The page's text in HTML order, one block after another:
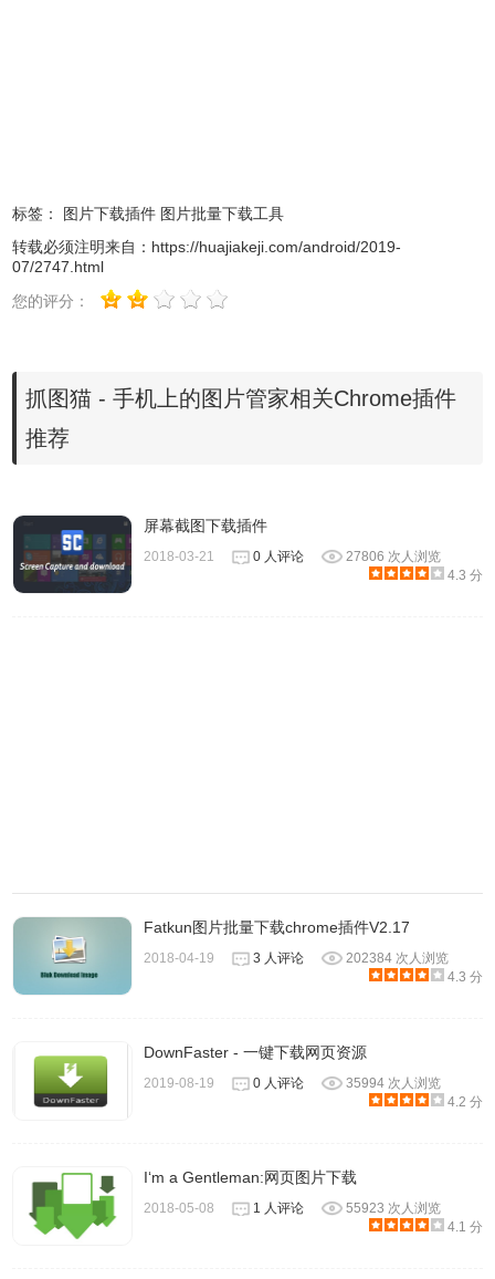
抓图猫app功能
1.所见即所得
你再也不用烦恼看到网页的图片而获取不到的问题啦！只要
额外的下载流量。
2.收藏夹
抓图猫自带收藏夹，为你分门别类的保存好你喜欢的图片。
3.丰富的过滤方式
抓图猫提供图片尺寸过滤，把网页里的小元素可以通通忽略
掉，仅保留你关心的大图。同时还可以过滤图片类型，比如
找到抓图猫APP安装包点击它就会自动安装，安装完毕后手
机页面就会出现抓图猫APP的快捷方式如图：
标签： 图片下载插件 图片批量下载工具
转载必须注明来自： https://huajiakeji.com/android/2019-
07/2747.html
您的评分：
抓图猫 - 手机上的图片管家相关Chrome插件
推荐
屏幕截图下载插件
2018-03-21 0 人评论
27806 次人浏览
4.3 分
Fatkun图片批量下载chrome插件V2.17
2018-04-19 3 人评论
202384 次人浏览
4.3 分
DownFaster - 一键下载网页资源
2019-08-19 0 人评论
35994 次人浏览
4.2 分
I‘m a Gentleman:网页图片下载
2018-05-08 1 人评论
55923 次人浏览
4.1 分